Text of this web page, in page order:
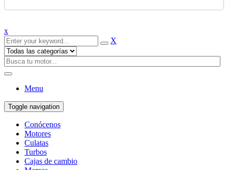
x
X
Menu
Toggle navigation
Conócenos
Motores
Culatas
Turbos
Cajas de cambio